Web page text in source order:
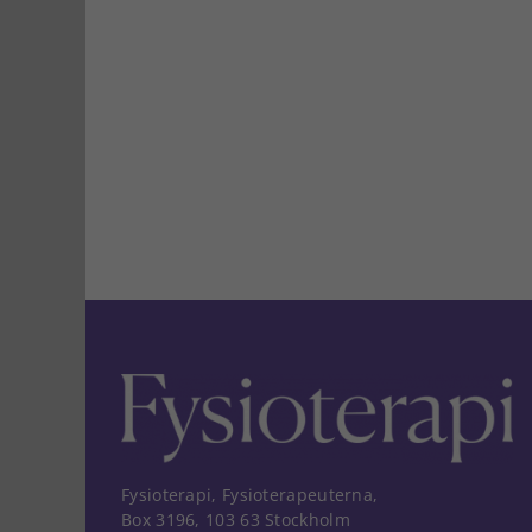
Fysioterapi, Fysioterapeuterna,
Box 3196, 103 63 Stockholm